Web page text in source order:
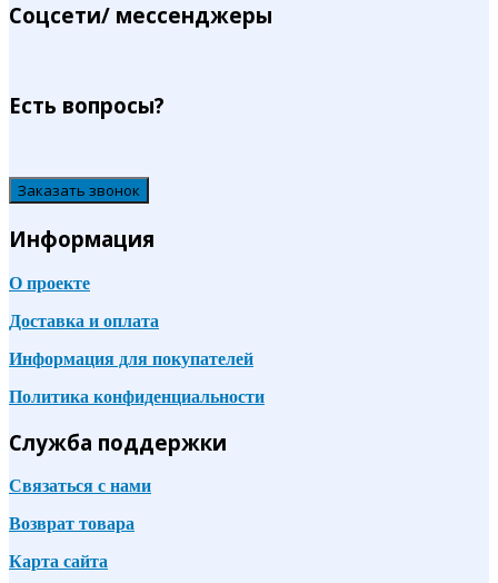
Соцсети/ мессенджеры
Есть вопросы?
Заказать звонок
Информация
О проекте
Доставка и оплата
Информация для покупателей
Политика конфиденциальности
Служба поддержки
Связаться с нами
Возврат товара
Карта сайта